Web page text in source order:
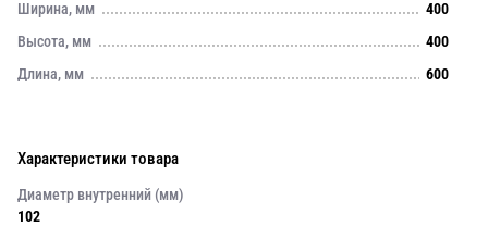
Ширина, мм
400
Высота, мм
400
Длина, мм
600
Характеристики товара
Диаметр внутренний (мм)
102